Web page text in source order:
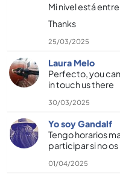
Mi nivel está
Thanks
25/03/2025
Laura Melo
Perfecto, you
in touch us there
30/03/2025
Yo soy Gandalf
Tengo horarios
participar si no
01/04/2025